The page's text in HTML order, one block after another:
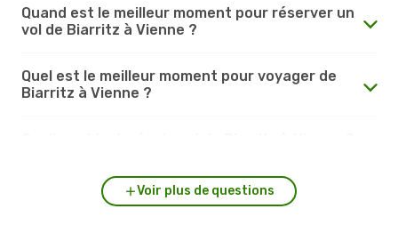
Quand est le meilleur moment pour réserver un
vol de Biarritz à Vienne ?
Quel est le meilleur moment pour voyager de
Biarritz à Vienne ?
Voir plus de questions